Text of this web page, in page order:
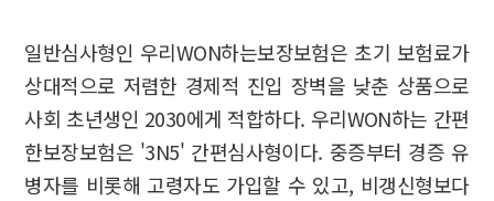
일반심사형인 우리WON하는보장보험은 초기 보험료가
상대적으로 저렴한 경제적 진입 장벽을 낮춘 상품으로
사회 초년생인 2030에게 적합하다. 우리WON하는 간편
한보장보험은 '3N5' 간편심사형이다. 중증부터 경증 유
병자를 비롯해 고령자도 가입할 수 있고, 비갱신형보다